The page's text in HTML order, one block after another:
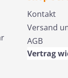
Vorfreude reist
Leonie, Tiffy und
zum Turnier. Doch
passiert hier? Ein
Kontakt
Versand
AGB
Vertrag